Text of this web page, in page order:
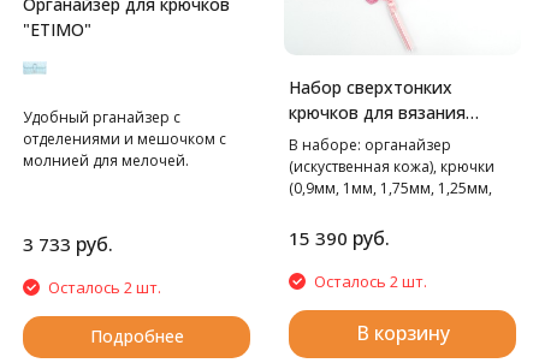
"ETIMO"
Удобный рганайзер с
отделениями и мешочком с
молнией для мелочей.
3 733 руб.
Осталось 2 шт.
Подробнее
Набор сверхтонких
крючков для вязания
"ETIMO Rose", TEL-001e
В наборе: органайзер
(искуственная кожа), крючки
(0,9мм, 1мм, 1,75мм, 1,25мм,
3,5мм), ножницы с чехлом для
лезвия, игла-2шт
15 390 руб.
Осталось 2 шт.
В корзину